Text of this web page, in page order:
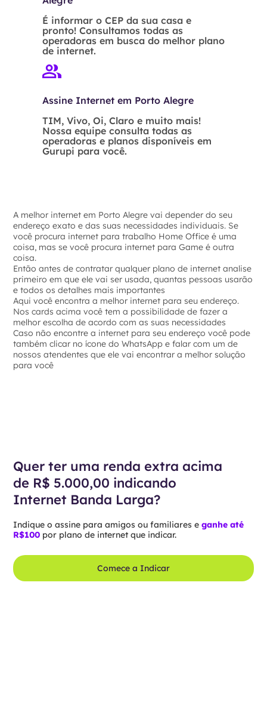
É informar o CEP da sua casa e
pronto! Consultamos todas as
operadoras em busca do melhor plano
de internet.
Assine Internet em Porto Alegre
TIM, Vivo, Oi, Claro e muito mais!
Nossa equipe consulta todas as
operadoras e planos disponíveis em
Gurupi para você.
A melhor internet em Porto Alegre vai depender do seu
endereço exato e das suas necessidades individuais. Se
você procura internet para trabalho Home Office é uma
coisa, mas se você procura internet para Game é outra
coisa.
Então antes de contratar qualquer plano de internet analise
primeiro em que ele vai ser usada, quantas pessoas usarão
e todos os detalhes mais importantes
Aqui você encontra a melhor internet para seu endereço.
Nos cards acima você tem a possibilidade de fazer a
melhor escolha de acordo com as suas necessidades
Caso não encontre a internet para seu endereço você pode
também clicar no ícone do WhatsApp e falar com um de
nossos atendentes que ele vai encontrar a melhor solução
para você
Quer ter uma renda extra acima
de R$ 5.000,00 indicando
Internet Banda Larga?
Indique o assine para amigos ou familiares eganhe até
R$100 por plano de internet que indicar.
Comece a Indicar